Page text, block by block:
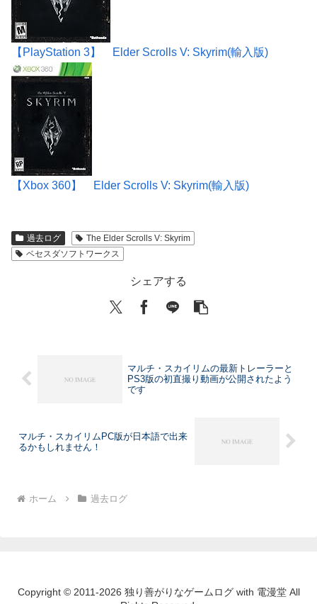
【PlayStation 3】 Elder Scrolls V: Skyrim(輸入版)
【Xbox 360】 Elder Scrolls V: Skyrim(輸入版)
過去ログ
The Elder Scrolls V: Skyrim
ベセスダソフトワークス
シェアする
マルチ・スカイリムの最新トレーラーと
PS3版の初直撮り動画が公開されたよう
です
マルチ・スカイリムPC版が日本語で出来
るかもしれません！
ホーム 過去ログ
Copyright © 2011-2026 独り善がりなゲームログ with 電漫堂 All